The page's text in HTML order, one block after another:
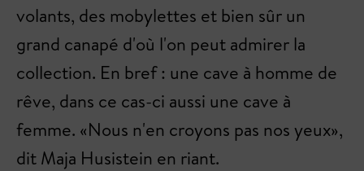
volants, des mobylettes et bien sûr un
grand canapé d'où l'on peut admirer la
collection. En bref : une cave à homme de
rêve, dans ce cas-ci aussi une cave à
femme. «Nous n'en croyons pas nos yeux»,
dit Maja Husistein en riant.